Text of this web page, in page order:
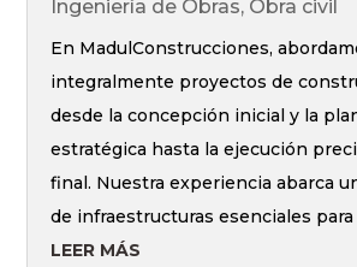
Ingeniería de Obras, Obra civil
En MadulConstrucciones,
integralmente proyectos de
desde la concepción inicial y la
estratégica hasta la ejecución
final. Nuestra experiencia abarca
de infraestructuras esenciales para
LEER MÁS